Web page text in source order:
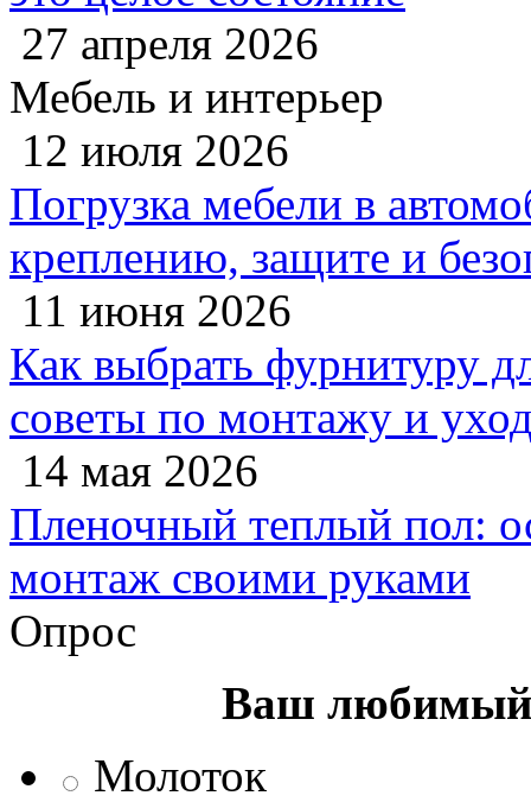
27 апреля 2026
Мебель и интерьер
12 июля 2026
Погрузка мебели в
креплению, защите и
11 июня 2026
Как выбрать фурнитуру
советы по монтажу и
14 мая 2026
Пленочный теплый пол:
монтаж своими руками
Опрос
Ваш любимый
Молоток